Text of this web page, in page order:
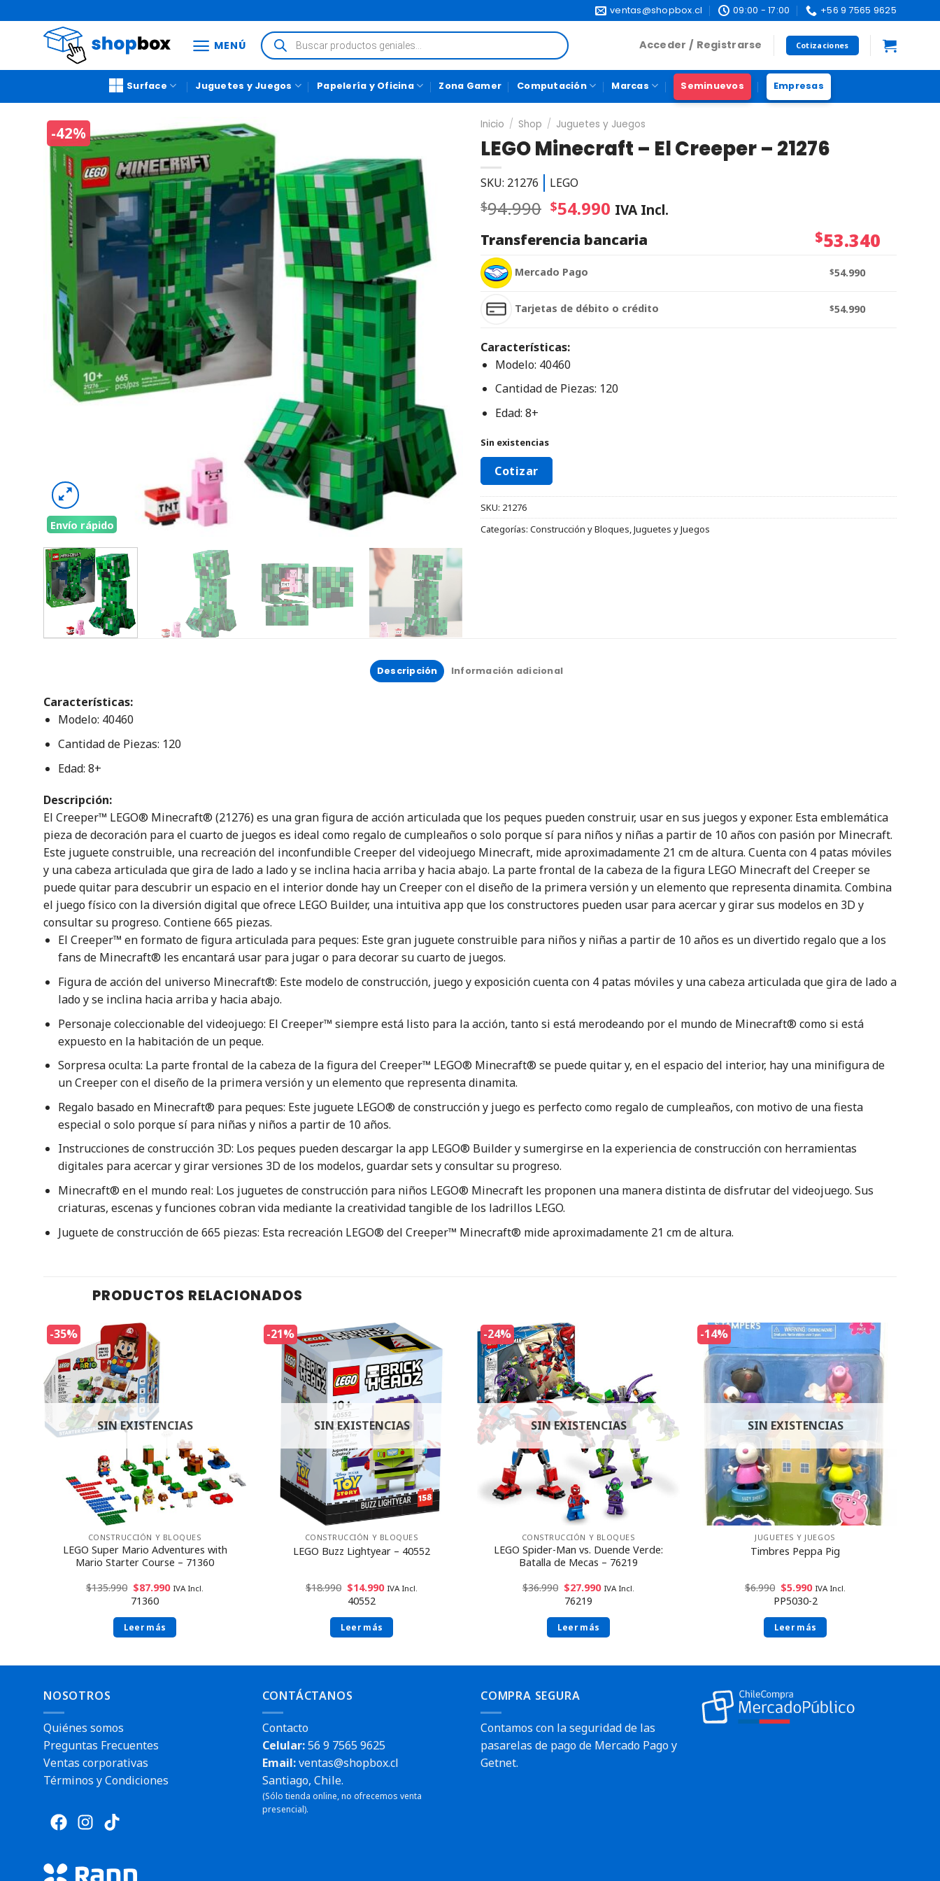
ventas@shopbox.cl 09:00 - 17:00 +56 9 7565 9625
MENÚ Acceder / Registrarse Cotizaciones
Surface Juguetes y Juegos Papelería y Oficina Zona Gamer Computación Marcas Seminuevos Empresas
-42%
Envío rápido
Inicio / Shop / Juguetes y Juegos
LEGO Minecraft – El Creeper – 21276
SKU: 21276 LEGO
$94.990 $54.990 IVA Incl.
Transferencia bancaria
$53.340
Mercado Pago $54.990
Tarjetas de débito o crédito $54.990
Características:
Modelo: 40460
Cantidad de Piezas: 120
Edad: 8+
Sin existencias
Cotizar
SKU: 21276
Categorías: Construcción y Bloques Juguetes y Juegos
Descripción Información adicional
Características:
Modelo: 40460
Cantidad de Piezas: 120
Edad: 8+
Descripción:
El Creeper™ LEGO® Minecraft® (21276) es una gran figura de acción articulada que los peques pueden construir, usar en sus juegos y exponer. Esta emblemática
pieza de decoración para el cuarto de juegos es ideal como regalo de cumpleaños o solo porque sí para niños y niñas a partir de 10 años con pasión por Minecraft.
Este juguete construible, una recreación del inconfundible Creeper del videojuego Minecraft, mide aproximadamente 21 cm de altura. Cuenta con 4 patas móviles
y una cabeza articulada que gira de lado a lado y se inclina hacia arriba y hacia abajo. La parte frontal de la cabeza de la figura LEGO Minecraft del Creeper se
puede quitar para descubrir un espacio en el interior donde hay un Creeper con el diseño de la primera versión y un elemento que representa dinamita. Combina
el juego físico con la diversión digital que ofrece LEGO Builder, una intuitiva app que los constructores pueden usar para acercar y girar sus modelos en 3D y
consultar su progreso. Contiene 665 piezas.
El Creeper™ en formato de figura articulada para peques: Este gran juguete construible para niños y niñas a partir de 10 años es un divertido regalo que a los
fans de Minecraft® les encantará usar para jugar o para decorar su cuarto de juegos.
Figura de acción del universo Minecraft®: Este modelo de construcción, juego y exposición cuenta con 4 patas móviles y una cabeza articulada que gira de lado a
lado y se inclina hacia arriba y hacia abajo.
Personaje coleccionable del videojuego: El Creeper™ siempre está listo para la acción, tanto si está merodeando por el mundo de Minecraft® como si está
expuesto en la habitación de un peque.
Sorpresa oculta: La parte frontal de la cabeza de la figura del Creeper™ LEGO® Minecraft® se puede quitar y, en el espacio del interior, hay una minifigura de
un Creeper con el diseño de la primera versión y un elemento que representa dinamita.
Regalo basado en Minecraft® para peques: Este juguete LEGO® de construcción y juego es perfecto como regalo de cumpleaños, con motivo de una fiesta
especial o solo porque sí para niñas y niños a partir de 10 años.
Instrucciones de construcción 3D: Los peques pueden descargar la app LEGO® Builder y sumergirse en la experiencia de construcción con herramientas
digitales para acercar y girar versiones 3D de los modelos, guardar sets y consultar su progreso.
Minecraft® en el mundo real: Los juguetes de construcción para niños LEGO® Minecraft les proponen una manera distinta de disfrutar del videojuego. Sus
criaturas, escenas y funciones cobran vida mediante la creatividad tangible de los ladrillos LEGO.
Juguete de construcción de 665 piezas: Esta recreación LEGO® del Creeper™ Minecraft® mide aproximadamente 21 cm de altura.
PRODUCTOS RELACIONADOS
-35%
SIN EXISTENCIAS
CONSTRUCCIÓN Y BLOQUES
LEGO Super Mario Adventures with
Mario Starter Course – 71360
$135.990 $87.990 IVA Incl.
71360
Leer más
-21%
Envío rápido
SIN EXISTENCIAS
CONSTRUCCIÓN Y BLOQUES
LEGO Buzz Lightyear – 40552
$18.990 $14.990 IVA Incl.
40552
Leer más
-24%
Envío rápido
SIN EXISTENCIAS
CONSTRUCCIÓN Y BLOQUES
LEGO Spider-Man vs. Duende Verde:
Batalla de Mecas – 76219
$36.990 $27.990 IVA Incl.
76219
Leer más
-14%
SIN EXISTENCIAS
JUGUETES Y JUEGOS
Timbres Peppa Pig
$6.990 $5.990 IVA Incl.
PP5030-2
Leer más
NOSOTROS
Quiénes somos
Preguntas Frecuentes
Ventas corporativas
Términos y Condiciones
CONTÁCTANOS
Contacto
Celular:56 9 7565 9625
Email:ventas@shopbox.cl
Santiago, Chile.
(Sólo tienda online, no ofrecemos venta
presencial).
COMPRA SEGURA
Contamos con la seguridad de las
pasarelas de pago de Mercado Pago y
Getnet.